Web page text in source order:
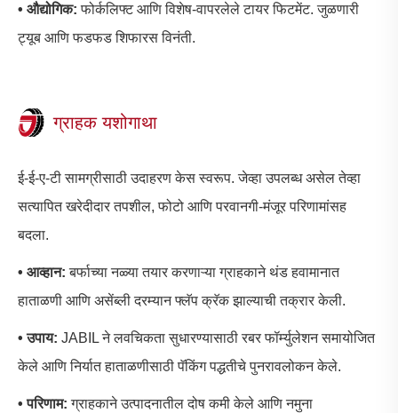
• औद्योगिक: फोर्कलिफ्ट आणि विशेष-वापरलेले टायर फिटमेंट. जुळणारी
ट्यूब आणि फडफड शिफारस विनंती.
ग्राहक यशोगाथा
ई-ई-ए-टी सामग्रीसाठी उदाहरण केस स्वरूप. जेव्हा उपलब्ध असेल तेव्हा
सत्यापित खरेदीदार तपशील, फोटो आणि परवानगी-मंजूर परिणामांसह
बदला.
• आव्हान: बर्फाच्या नळ्या तयार करणाऱ्या ग्राहकाने थंड हवामानात
हाताळणी आणि असेंब्ली दरम्यान फ्लॅप क्रॅक झाल्याची तक्रार केली.
• उपाय: JABIL ने लवचिकता सुधारण्यासाठी रबर फॉर्म्युलेशन समायोजित
केले आणि निर्यात हाताळणीसाठी पॅकिंग पद्धतीचे पुनरावलोकन केले.
• परिणाम: ग्राहकाने उत्पादनातील दोष कमी केले आणि नमुना